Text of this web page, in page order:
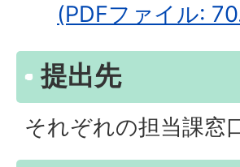
(PDFファイル:
提出先
それぞれの担当課窓